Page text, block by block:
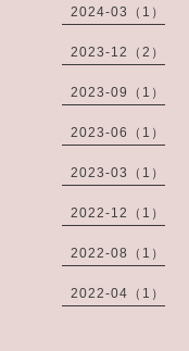
2024-03（1）
2023-12（2）
2023-09（1）
2023-06（1）
2023-03（1）
2022-12（1）
2022-08（1）
2022-04（1）